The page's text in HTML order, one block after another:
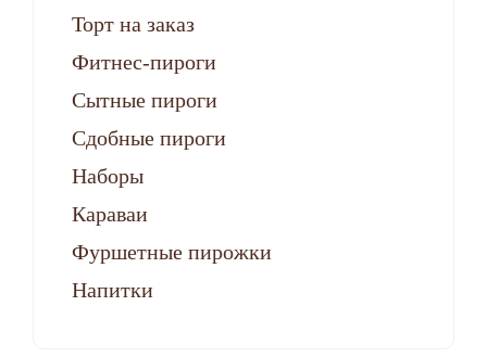
Торт на заказ
Фитнес-пироги
Сытные пироги
Сдобные пироги
Наборы
Караваи
Фуршетные пирожки
Напитки